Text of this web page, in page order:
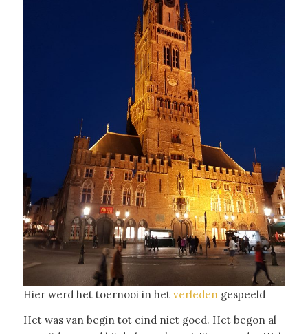
Hier werd het toernooi in het verledengespeeld
Het was van begin tot eind niet goed. Het begon al